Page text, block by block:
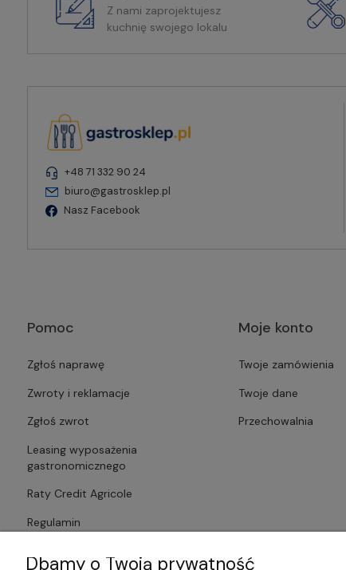
Z nami zaprojektujesz
kuchnię swojego lokalu
+48 71 332 90 24
biuro@gastrosklep.pl
Nasz Facebook
Pomoc
Zgłoś naprawę
Zwroty i reklamacje
Zgłoś zwrot
Leasing wyposażenia
gastronomicznego
Raty Credit Agricole
Regulamin
Moje konto
Twoje zamówienia
Twoje dane
Przechowalnia
Dbamy o Twoją prywatność